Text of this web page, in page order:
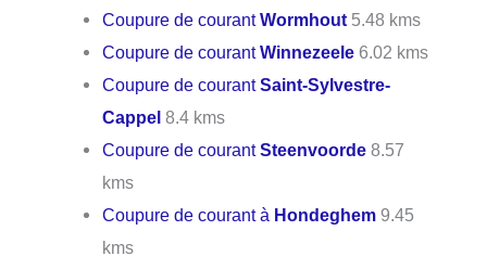
Coupure de courantWormhout 5.48 kms
Coupure de courantWinnezeele 6.02 kms
Coupure de courantSaint-Sylvestre-
Cappel 8.4 kms
Coupure de courantSteenvoorde 8.57
kms
Coupure de courant à Hondeghem 9.45
kms